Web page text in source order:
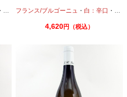
・ シャルドネ
フランス/ブルゴーニュ ・ 白：辛口 ・ シ
4,620円（税込）